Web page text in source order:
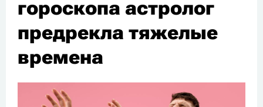
гороскопа астролог
предрекла тяжелые
времена